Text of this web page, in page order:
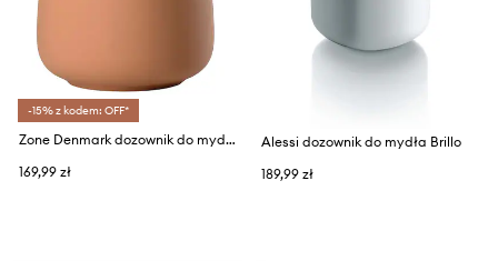
-15% z kodem: OFF*
Zone Denmark dozownik do mydła Nova One 250 ml
169,99 zł
Alessi dozownik do mydła Brillo
189,99 zł